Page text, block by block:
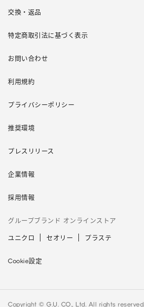
交換・返品
特定商取引法に基づく表示
お問い合わせ
利用規約
プライバシーポリシー
推奨環境
プレスリリース
企業情報
採用情報
グループブランド オンラインストア
ユニクロ セオリー プラステ
Cookie設定
Copyright © G.U. CO., Ltd. All rights reserved.